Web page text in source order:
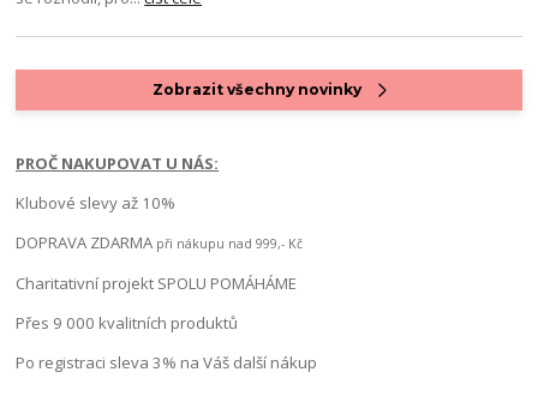
Zobrazit všechny novinky
PROČ NAKUPOVAT U NÁS:
Klubové slevy až 10%
DOPRAVA ZDARMA při nákupu nad 999,- Kč
Charitativní projekt SPOLU POMÁHÁME
Přes 9 000 kvalitních produktů
Po registraci sleva 3% na Váš další nákup